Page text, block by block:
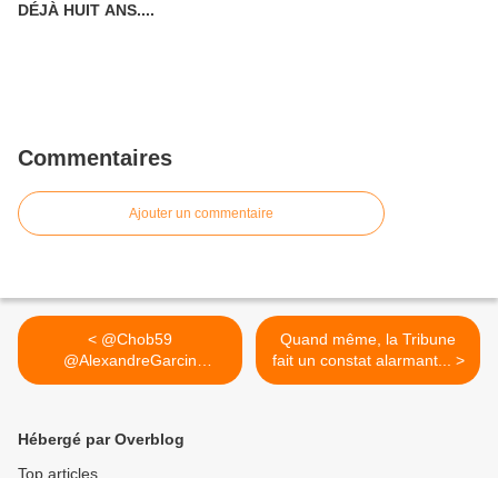
DÉJÀ HUIT ANS....
Commentaires
Ajouter un commentaire
< @Chob59
@AlexandreGarcin
Assumons le défi et...
Quand même, la Tribune
fait un constat alarmant... >
Hébergé par Overblog
Top articles